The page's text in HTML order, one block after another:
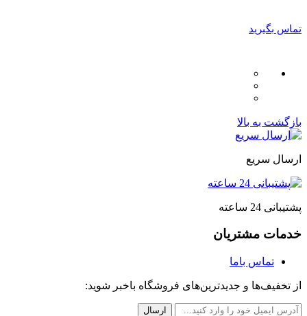
تماس بگیرید
بازگشت به بالا
ارسال سریع
پشتیبانی 24 ساعته
خدمات مشتریان
تماس باما
از تخفیف‌ها و جدیدترین‌های فروشگاه باخبر شوید: